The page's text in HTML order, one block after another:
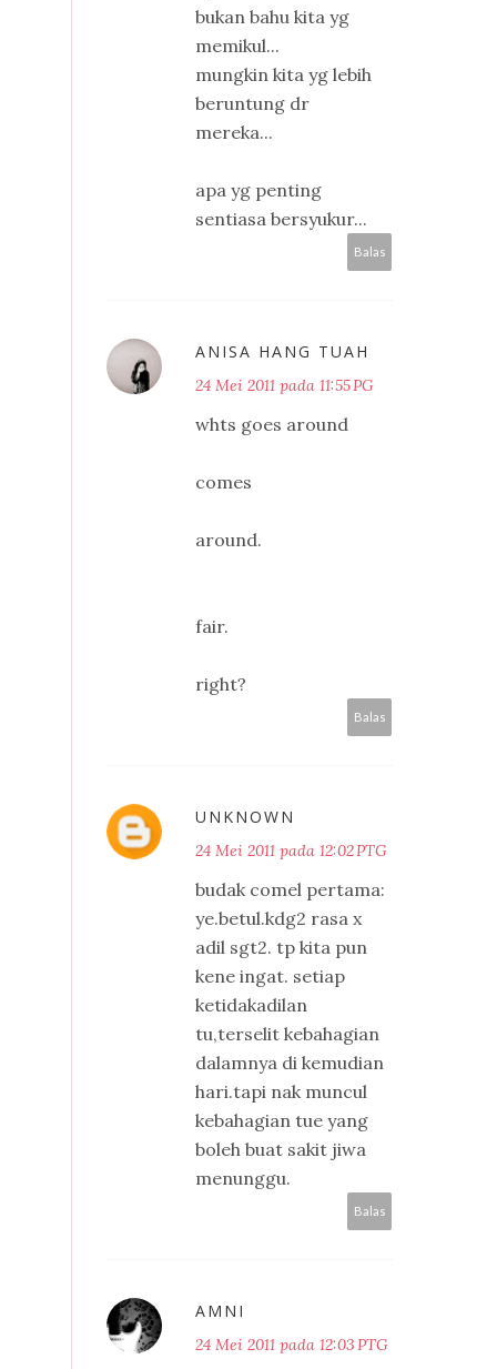
bukan bahu kita yg
memikul...
mungkin kita yg lebih
beruntung dr
mereka...
apa yg penting
sentiasa bersyukur...
Balas
ANISA HANG TUAH
24 Mei 2011 pada 11:55 PG
whts goes around
comes
around.
fair.
right?
Balas
UNKNOWN
24 Mei 2011 pada 12:02 PTG
budak comel pertama:
ye.betul.kdg2 rasa x
adil sgt2. tp kita pun
kene ingat. setiap
ketidakadilan
tu,terselit kebahagian
dalamnya di kemudian
hari.tapi nak muncul
kebahagian tue yang
boleh buat sakit jiwa
menunggu.
Balas
AMNI
24 Mei 2011 pada 12:03 PTG